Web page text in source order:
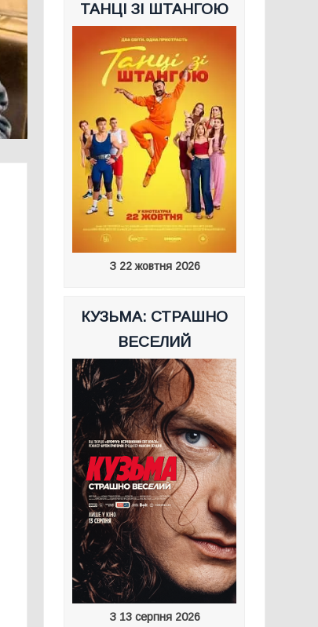
ТАНЦІ ЗІ ШТАНГОЮ
З 22 жовтня 2026
КУЗЬМА: СТРАШНО
ВЕСЕЛИЙ
З 13 серпня 2026